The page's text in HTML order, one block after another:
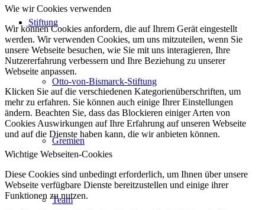
Stiftung
Otto-von-Bismarck-Stiftung
Gremien
Team
Wie wir Cookies verwenden
Wir können Cookies anfordern, die auf Ihrem Gerät eingestellt
werden. Wir verwenden Cookies, um uns mitzuteilen, wenn Sie
unsere Webseite besuchen, wie Sie mit uns interagieren, Ihre
Nutzererfahrung verbessern und Ihre Beziehung zu unserer
Webseite anpassen.
Klicken Sie auf die verschiedenen Kategorienüberschriften, um
mehr zu erfahren. Sie können auch einige Ihrer Einstellungen
ändern. Beachten Sie, dass das Blockieren einiger Arten von
Cookies Auswirkungen auf Ihre Erfahrung auf unseren Webseite
und auf die Dienste haben kann, die wir anbieten können.
Wichtige Webseiten-Cookies
Diese Cookies sind unbedingt erforderlich, um Ihnen über unsere
Webseite verfügbare Dienste bereitzustellen und einige ihrer
Funktionen zu nutzen.